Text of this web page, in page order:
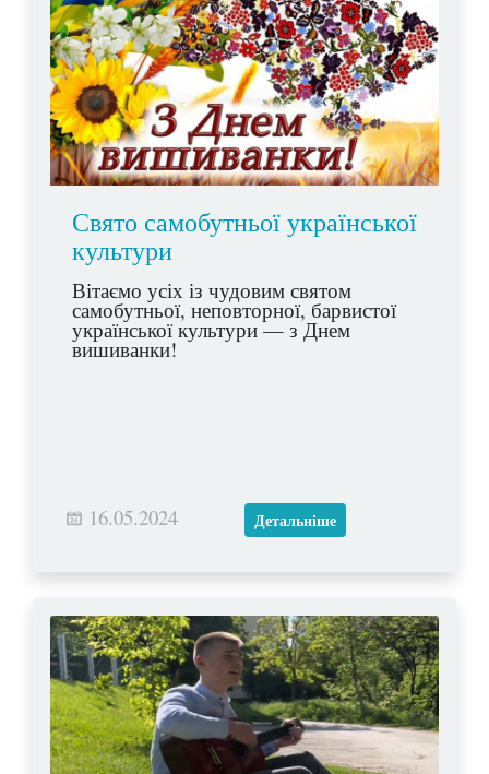
Свято самобутньої української
культури
Вітаємо усіх із чудовим святом
самобутньої, неповторної, барвистої
української культури — з Днем
вишиванки!
16.05.2024 Детальніше